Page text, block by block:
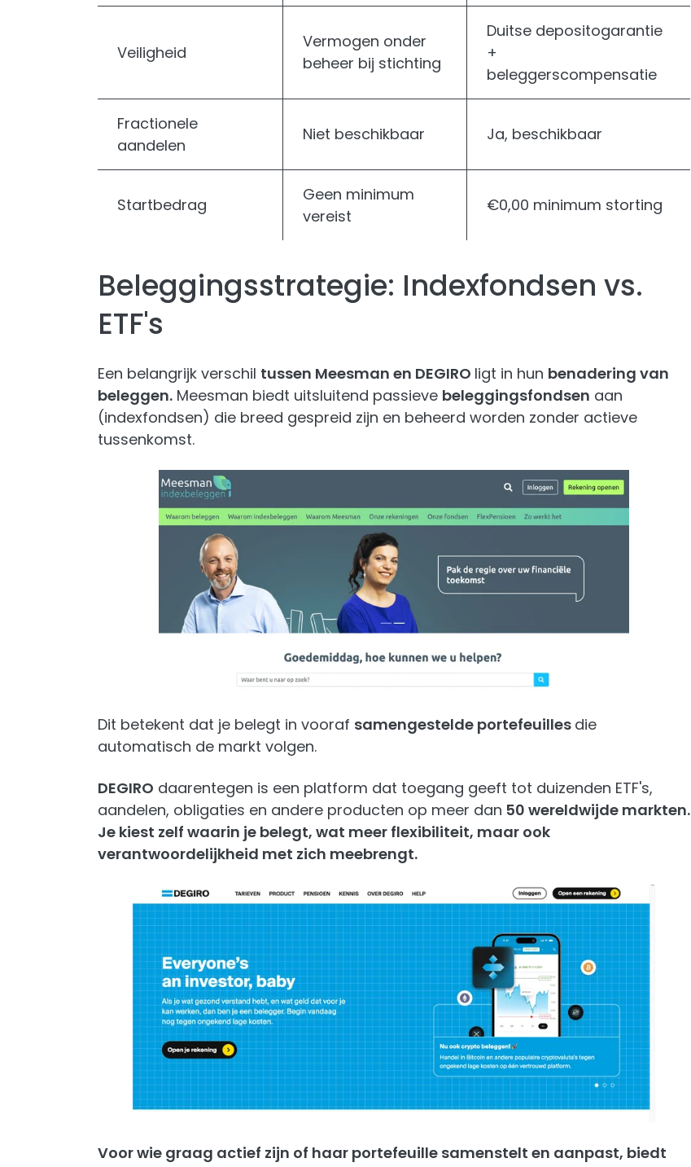
Veiligheid
Vermogen onder
beheer bij stichting
Duitse depositogarantie
+
beleggerscompensatie
Fractionele
aandelen
Niet beschikbaar Ja, beschikbaar
Startbedrag
Geen minimum
vereist
€0,00 minimum storting
Beleggingsstrategie: Indexfondsen vs.
ETF's
Een belangrijk verschil tussen Meesman en DEGIRO ligt in hun benadering van
beleggen. Meesman biedt uitsluitend passieve beleggingsfondsen aan
(indexfondsen) die breed gespreid zijn en beheerd worden zonder actieve
tussenkomst.
Dit betekent dat je belegt in vooraf samengestelde portefeuilles die
automatisch de markt volgen.
DEGIRO daarentegen is een platform dat toegang geeft tot duizenden ETF's,
aandelen, obligaties en andere producten op meer dan 50 wereldwijde markten.
Je kiest zelf waarin je belegt, wat meer flexibiliteit, maar ook
verantwoordelijkheid met zich meebrengt.
Voor wie graag actief zijn of haar portefeuille samenstelt en aanpast, biedt